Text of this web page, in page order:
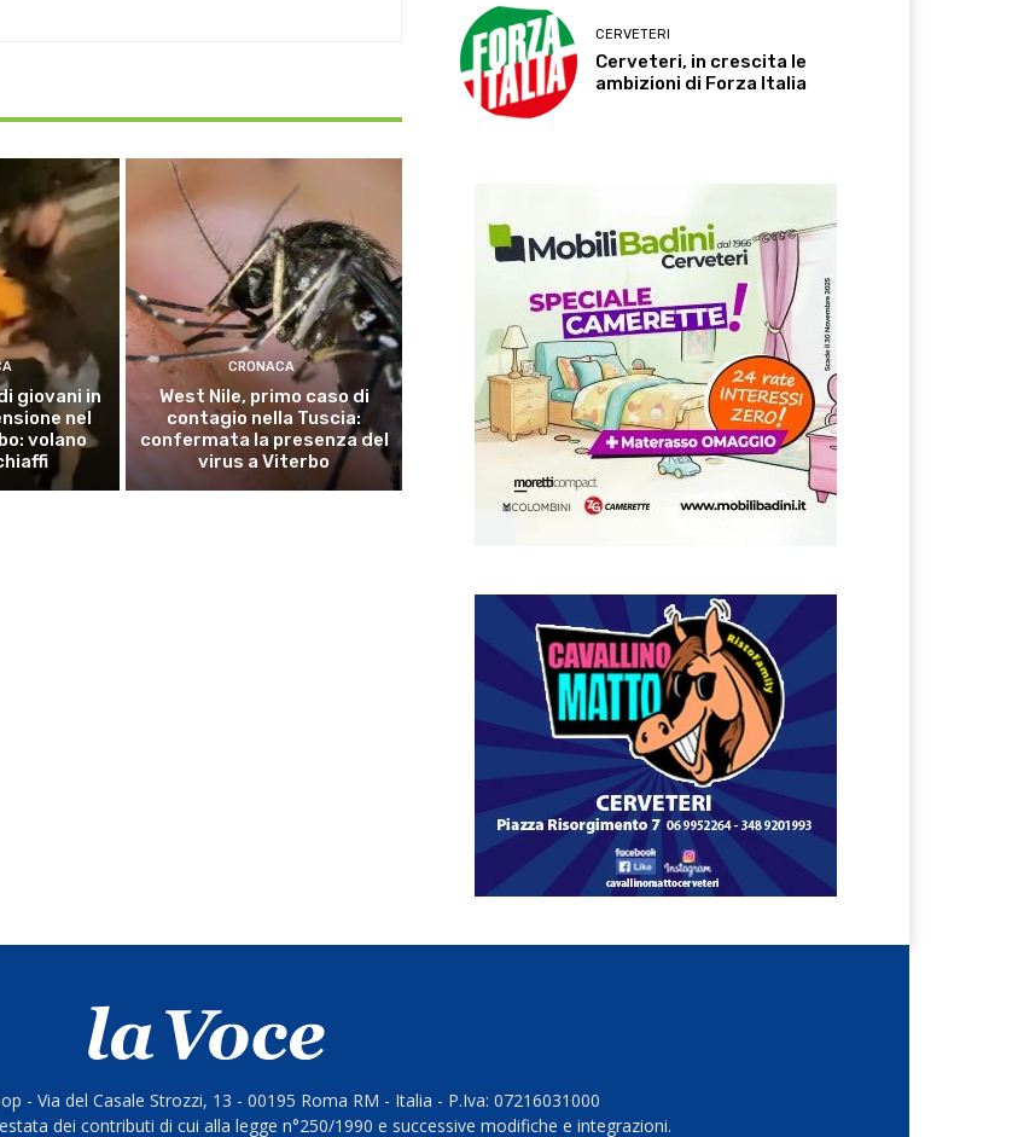
giovani in
nel
volano
CRONACA
West Nile, primo caso di
contagio nella Tuscia:
confermata la presenza del
virus a Viterbo
CERVETERI
Cerveteri, in crescita le
ambizioni di Forza Italia
- Via del Casale Strozzi, 13 - 00195 Roma RM - Italia - P.Iva: 07216031000
dei contributi di cui alla legge n°250/1990 e successive modifiche e integrazioni.